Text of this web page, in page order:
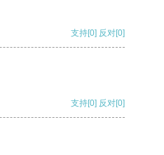
支持[0] 反对[0]
支持[0] 反对[0]